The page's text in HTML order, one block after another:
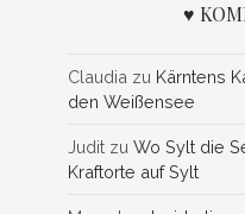
♥
Claudia zu Kärntens
den Weißensee
Judit zuWo Sylt die
Kraftorte auf Sylt